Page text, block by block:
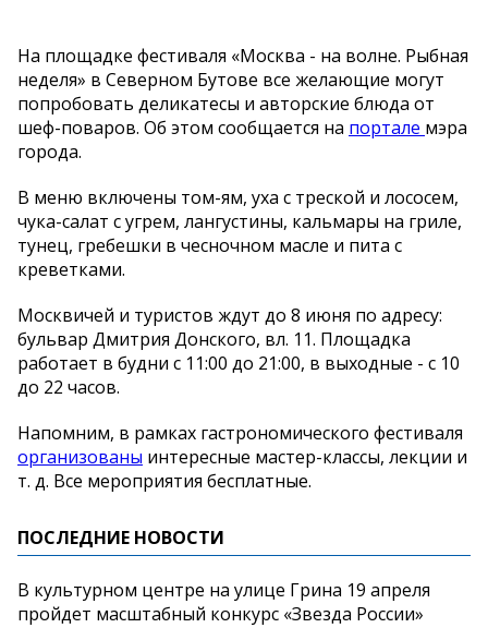
На площадке фестиваля «Москва - на волне. Рыбная
неделя» в Северном Бутове все желающие могут
попробовать деликатесы и авторские блюда от
шеф-поваров. Об этом сообщается на портале мэра
города.
В меню включены том-ям, уха с треской и лососем,
чука-салат с угрем, лангустины, кальмары на гриле,
тунец, гребешки в чесночном масле и пита с
креветками.
Москвичей и туристов ждут до 8 июня по адресу:
бульвар Дмитрия Донского, вл. 11. Площадка
работает в будни с 11:00 до 21:00, в выходные - с 10
до 22 часов.
Напомним, в рамках гастрономического фестиваля
организованы интересные мастер-классы, лекции и
т. д. Все мероприятия бесплатные.
ПОСЛЕДНИЕ НОВОСТИ
В культурном центре на улице Грина 19 апреля
пройдет масштабный конкурс «Звезда России»